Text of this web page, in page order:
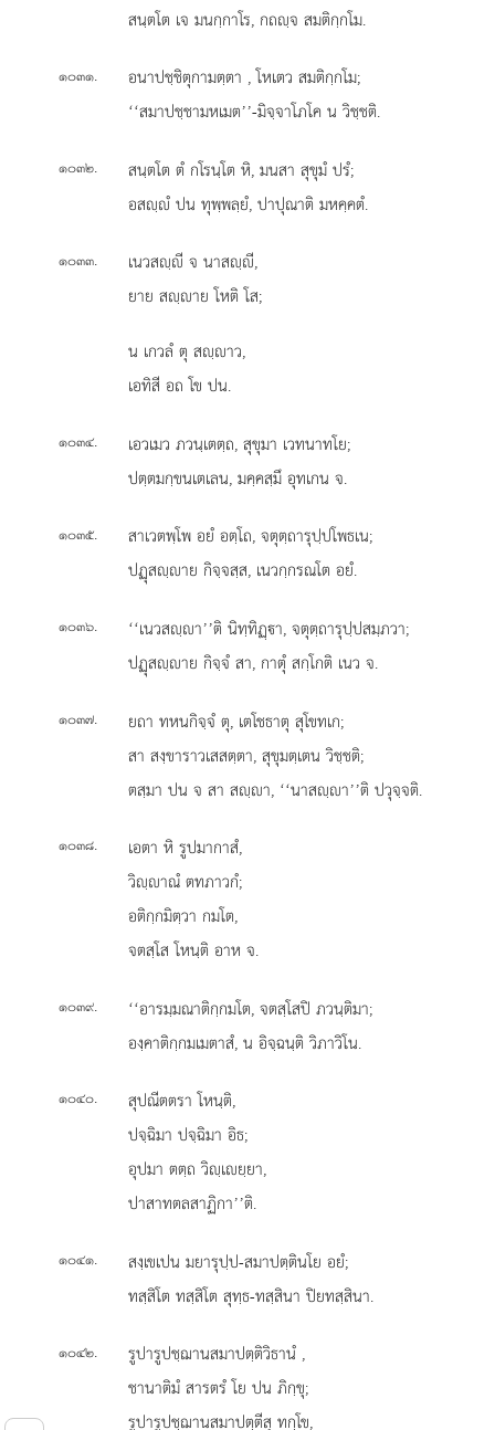
สนฺตโต เจ มนกฺกาโร, กถฺจ สมติกฺกโม.
๑๐๓๑. อนาปชฺชิตุกามตฺตา , โหเตว สมติกฺกโม;
‘‘สมาปชฺชามหเมต’’-มิจฺจาโภโค น วิชฺชติ.
๑๐๓๒.
สนฺตโต ตํ กโรนฺโต หิ, มนสา สุขุมํ ปรํ;
อสฺํ ปน ทุพฺพลฺยํ, ปาปุณาติ มหคฺคตํ.
๑๐๓๓.
เนวสฺี จ นาสฺี,
ยาย สฺาย โหติ โส;
น เกวลํ ตุ สฺาว,
เอทิสี อถ โข ปน.
๑๐๓๔.
เอวเมว ภวนฺเตตฺถ, สุขุมา เวทนาทโย;
ปตฺตมกฺขนเตเลน, มคฺคสฺมึ อุทเกน จ.
๑๐๓๕.
สาเวตพฺโพ อยํ อตฺโถ, จตุตฺถารุปฺปโพธเน;
ปฏุสฺาย กิจฺจสฺส, เนวกฺกรณโต อยํ.
๑๐๓๖.
‘‘เนวสฺา’’ติ นิทฺทิฏฺา, จตุตฺถารุปฺปสมฺภวา;
ปฏุสฺาย กิจฺจํ สา, กาตุํ สกฺโกติ เนว จ.
๑๐๓๗.
ยถา ทหนกิจฺจํ ตุ, เตโชธาตุ สุโขทเก;
สา สงฺขาราวเสสตฺตา, สุขุมตฺเตน วิชฺชติ;
ตสฺมา ปน จ สา สฺา, ‘‘นาสฺา’’ติ ปวุจฺจติ.
๑๐๓๘.
เอตา หิ รูปมากาสํ,
วิฺาณํ ตทภาวกํ;
อติกฺกมิตฺวา กมโต,
จตสฺโส โหนฺติ อาห จ.
๑๐๓๙.
‘‘อารมฺมณาติกฺกมโต, จตสฺโสปิ ภวนฺติมา;
องฺคาติกฺกมเมตาสํ, น อิจฺฉนฺติ วิภาวิโน.
๑๐๔๐. สุปณีตตราโหนฺติ,
ปจฺฉิมา ปจฺฉิมา อิธ;
อุปมา ตตฺถ วิฺเยฺยา,
ปาสาทตลสาฏิกา’’ติ.
๑๐๔๑.
สงฺเขเปน มยารุปฺป-สมาปตฺตินโย อยํ;
ทสฺสิโต ทสฺสิโต สุทฺธ-ทสฺสินา ปิยทสฺสินา.
๑๐๔๒. รูปารูปชฺฌานสมาปตฺติวิธานํ ,
ชานาติมํ สารตรํ โย ปน ภิกฺขุ;
รูปารูปชฺฌานสมาปตฺตีสุ ทกฺโข,